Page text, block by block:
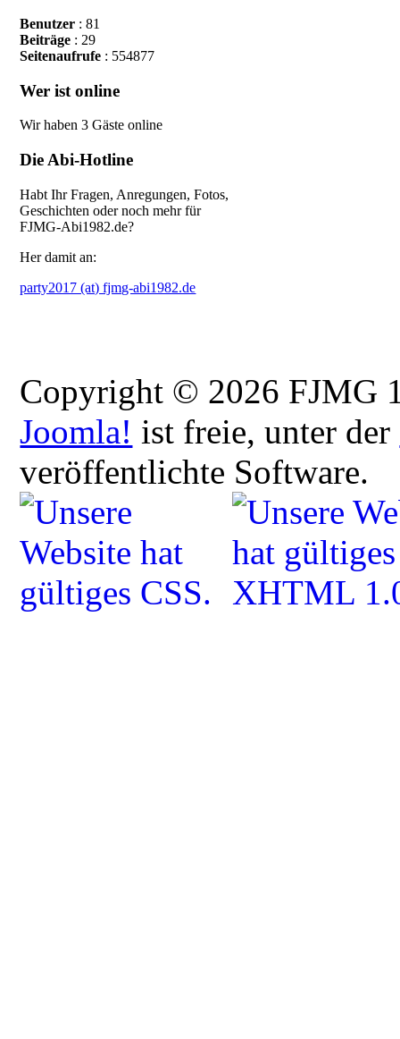
Benutzer : 81
Beiträge : 29
Seitenaufrufe : 554877
Wer ist online
Wir haben 3 Gäste online
Die Abi-Hotline
Habt Ihr Fragen, Anregungen, Fotos,
Geschichten oder noch mehrfür
FJMG-Abi1982.de?
Her damit an:
party2017 (at) fjmg-abi1982.de
Copyright © 2026 FJMG
Joomla! ist freie, unter der
veröffentlichte Software.